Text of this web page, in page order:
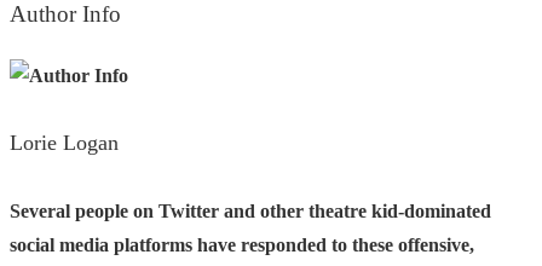
Author Info
Lorie Logan
Several people on Twitter and other theatre kid-dominated
social media platforms have responded to these offensive,